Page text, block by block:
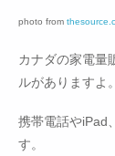
photo from
カナダの家電量
ルがありますよ。
携帯電話やiPad
す。